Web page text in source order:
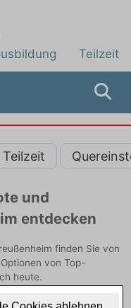
Teilzeit
Teilzeit
und
entdecken
finden Sie von
von Top-
heute.